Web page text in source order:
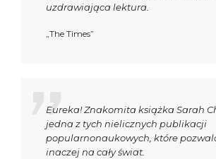
uzdrawiająca lektura.
„The Times”
Eureka! Znakomita książka Sarah
jedna z tych nielicznych publikacji
popularnonaukowych, które
inaczej na cały świat.